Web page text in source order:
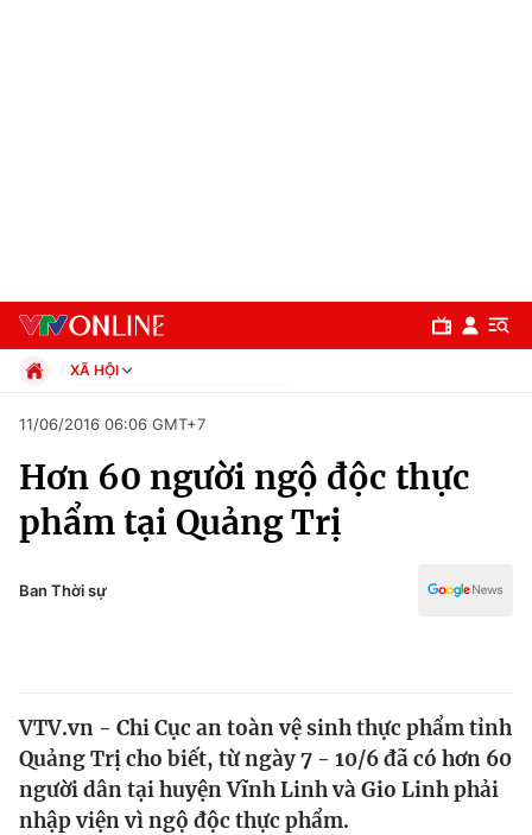
Chuyên mục
Chính trị
Y tế
Thế giới
XÃ HỘI
Xã hội
Pháp luật
Kinh tế
Thể thao
Văn hóa - Giải trí
Giáo dục
11/06/2016 06:06 GMT+7
Hơn 60 người ngộ độc thực
phẩm tại Quảng Trị
Ban Thời sự
VTV.vn - Chi Cục an toàn vệ sinh thực phẩm tỉnh
Quảng Trị cho biết, từ ngày 7 - 10/6 đã có hơn 60
người dân tại huyện Vĩnh Linh và Gio Linh phải
nhập viện vì ngộ độc thực phẩm.